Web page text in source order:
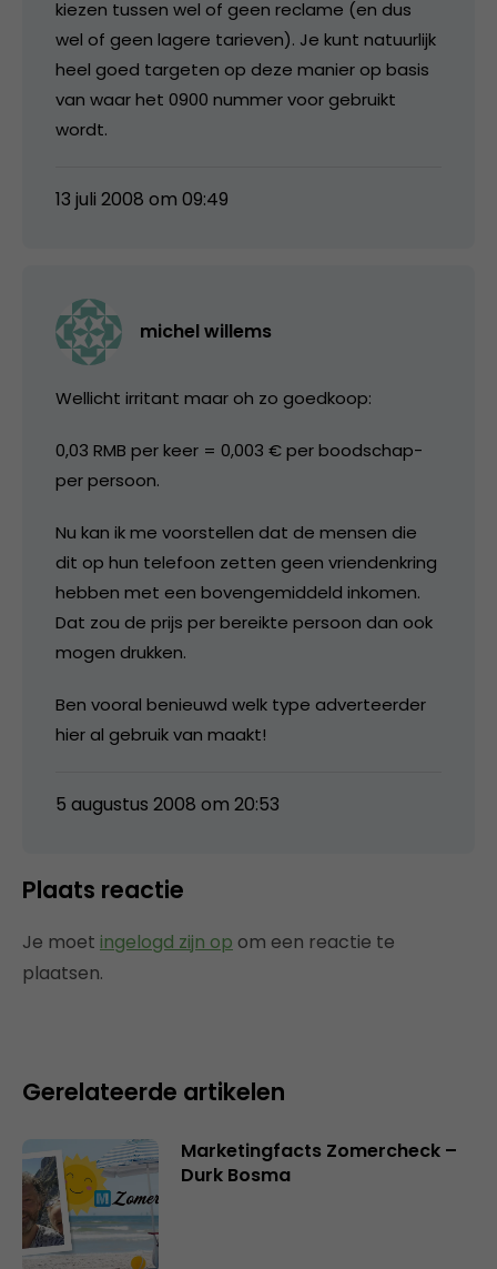
kiezen tussen wel of geen reclame (en dus
wel of geen lagere tarieven). Je kunt natuurlijk
heel goed targeten op deze manier op basis
van waar het 0900 nummer voor gebruikt
wordt.
13 juli 2008 om 09:49
michel willems
Wellicht irritant maar oh zo goedkoop:
0,03 RMB per keer = 0,003 € per boodschap-
per persoon.
Nu kan ik me voorstellen dat de mensen die
dit op hun telefoon zetten geen vriendenkring
hebben met een bovengemiddeld inkomen.
Dat zou de prijs per bereikte persoon dan ook
mogen drukken.
Ben vooral benieuwd welk type adverteerder
hier al gebruik van maakt!
5 augustus 2008 om 20:53
Plaats reactie
Je moet ingelogd zijn op om een reactie te
plaatsen.
Gerelateerde artikelen
Marketingfacts Zomercheck –
Durk Bosma